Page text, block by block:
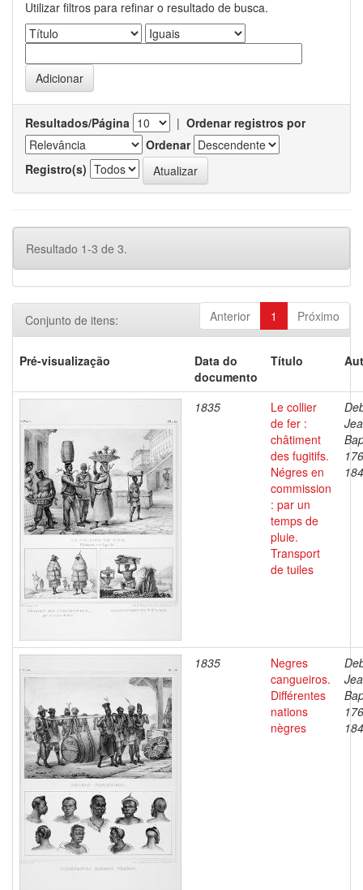
Utilizar filtros para refinar o resultado de busca.
Resultados/Página | Ordenar registros por
Ordenar
Registro(s)
Resultado 1-3 de 3.
Anterior 1 Próximo
Conjunto de itens:
Pré-visualização
Data do
documento
Título
1835
Le collier
de fer :
châtiment
des fugitifs.
Négres en
commission
: par un
temps de
pluie.
Transport
de tuiles
1835
Negres
cangueiros.
Différentes
nations
nègres